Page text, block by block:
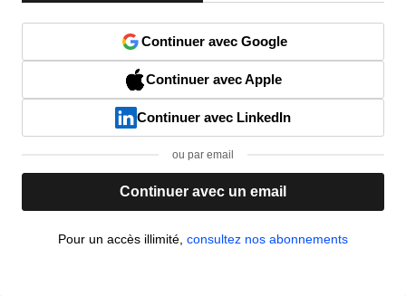
Continuer avec Google
Continuer avec Apple
Continuer avec LinkedIn
ou par email
Continuer avec un email
Pour un accès illimité, consultez nos abonnements